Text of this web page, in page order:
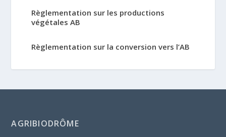
Règlementation sur les productions
végétales AB
Règlementation sur la conversion vers l’AB
AGRIBIODRÔME